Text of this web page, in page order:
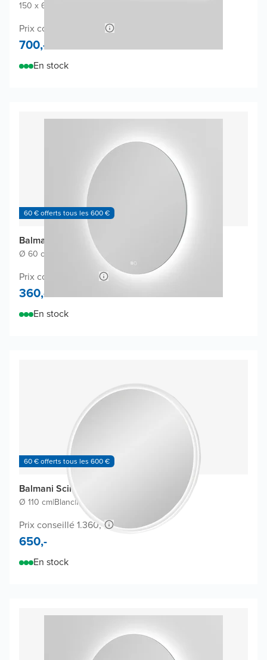
150 x 65 cm
Prix conseillé 1.400,-
700,-
En stock
60 € offerts tous les 600 €
Balmani Giro Touch miroir
Ø 60 cm Miroir sans cadre
Prix conseillé 660,-
360,-
En stock
60 € offerts tous les 600 €
Balmani Scirocco miroir
Ø 110 cm|Blanc|Rond
Prix conseillé 1.360,-
650,-
En stock